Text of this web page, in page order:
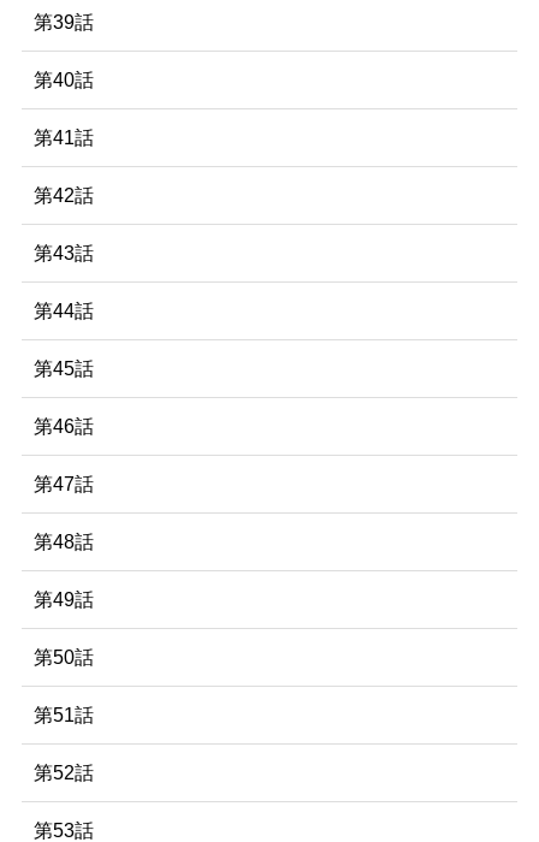
第39話
第40話
第41話
第42話
第43話
第44話
第45話
第46話
第47話
第48話
第49話
第50話
第51話
第52話
第53話